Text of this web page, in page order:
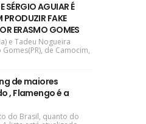
SÉRGIO AGUIAR É
PRODUZIR FAKE
ERASMO GOMES
e Tadeu Nogueira
de Camocim,
de maiores
, Flamengo é a
do Brasil, quanto do